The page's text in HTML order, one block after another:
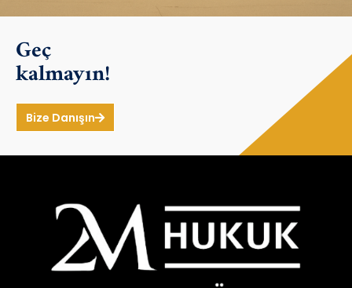
Geç
kalmayın!
Bize Danışın